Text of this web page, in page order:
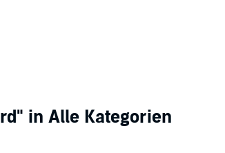
in Alle Kategorien